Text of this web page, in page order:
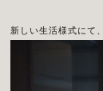
新しい生活様式にて